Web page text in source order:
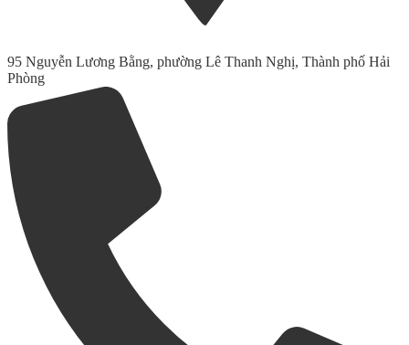
95 Nguyễn Lương Bằng, phường Lê Thanh Nghị, Thành phố Hải
Phòng